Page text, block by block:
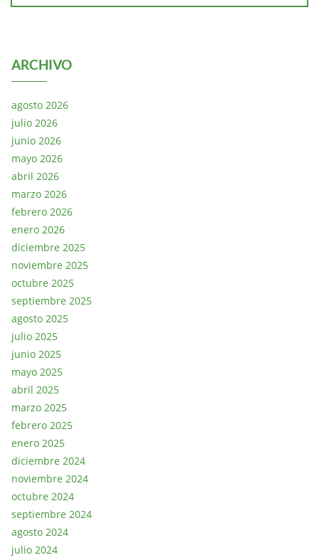
ARCHIVO
agosto 2026
julio 2026
junio 2026
mayo 2026
abril 2026
marzo 2026
febrero 2026
enero 2026
diciembre 2025
noviembre 2025
octubre 2025
septiembre 2025
agosto 2025
julio 2025
junio 2025
mayo 2025
abril 2025
marzo 2025
febrero 2025
enero 2025
diciembre 2024
noviembre 2024
octubre 2024
septiembre 2024
agosto 2024
julio 2024